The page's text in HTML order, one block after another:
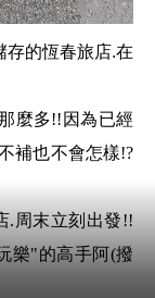
存的恆春旅店.在
麼多!!因為已經
補也不會怎樣!?
.周末立刻出發!!
樂"的高手阿(撥